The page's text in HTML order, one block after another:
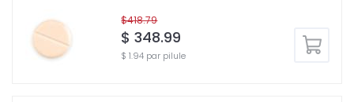
$418.79
$ 348.99
$ 1.94 par pilule